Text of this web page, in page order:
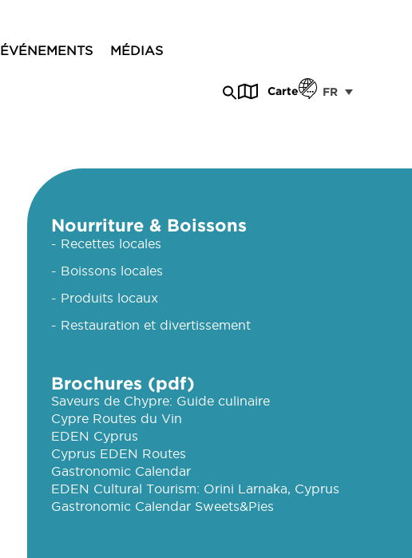
ÉVÉNEMENTS MÉDIAS
Carte FR
Nourriture & Boissons
- Recettes locales
- Boissons locales
- Produits locaux
- Restauration et divertissement
Brochures (pdf)
Saveurs de Chypre: Guide culinaire
Cypre Routes du Vin
EDEN Cyprus
Cyprus EDEN Routes
Gastronomic Calendar
EDEN Cultural Tourism: Orini Larnaka, Cyprus
Gastronomic Calendar Sweets&Pies